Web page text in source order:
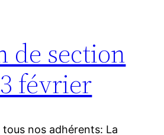
de section
février
nos adhérents: La